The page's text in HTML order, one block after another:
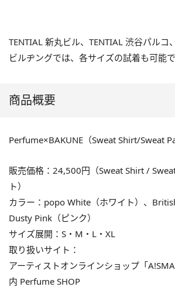
TENTIAL 新丸ビル、TENTIAL 渋谷パルコ
ビルヂングでは、各サイズの試着も可能で
商品概要
Perfume×BAKUNE（Sweat Shirt/Sweat
販売価格：24,500円（Sweat Shirt /
ト）
カラー：popo White（ホワイト）、
Dusty Pink（ピンク）
サイズ展開：S・M・L・XL
取り扱いサイト：
アーティストオンラインショップ「
内 Perfume SHOP